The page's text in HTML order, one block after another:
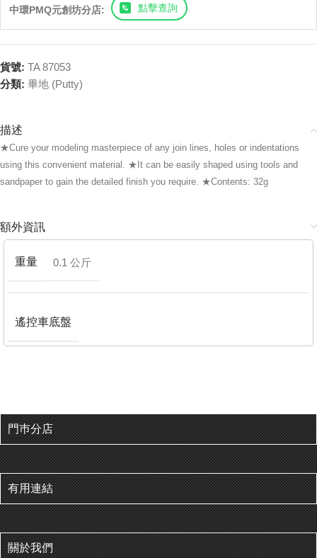
中環PMQ元創坊分店: 點擊查詢
貨號: TA 87053
分類: 畢地 (Putty)
描述
★Cure your modeling masterpiece of any join lines, holes or indentations
using this convenient material. ★It can be easily shaped using tools and
sandpaper to gain the detailed finish you require. ★Contents: 32g
額外資訊
重量 0.1 公斤
遙控車底盤
門巿分店
有用連結
關於我們